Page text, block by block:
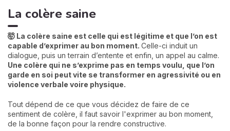
La colère saine
🤯 La colère saine est celle qui est légitime et que l’on est
capable d’exprimer au bon moment. Celle-ci induit un
dialogue, puis un terrain d’entente et enfin, un appel au calme.
Une colère qui ne s’exprime pas en temps voulu, que l’on
garde en soi peut vite se transformer en agressivité ou en
violence verbale voire physique.
Tout dépend de ce que vous décidez de faire de ce
sentiment de colère, il faut savoir l'exprimer au bon moment,
de la bonne façon pour la rendre constructive.